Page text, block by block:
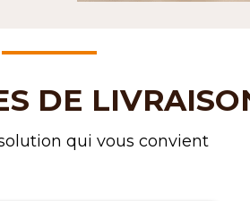
DE
qui vous convient